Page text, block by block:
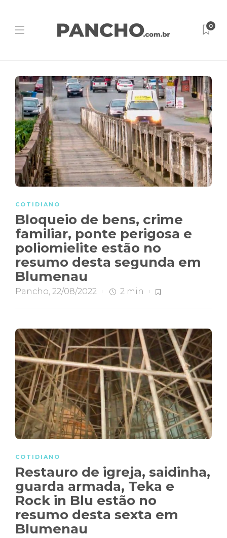
0
COTIDIANO
Bloqueio de bens, crime
familiar, ponte perigosa e
poliomielite estão no
resumo desta segunda em
Blumenau
Pancho, 22/08/2022 2 min
COTIDIANO
Restauro de igreja, saidinha,
guarda armada, Teka e
Rock in Blu estão no
resumo desta sexta em
Blumenau